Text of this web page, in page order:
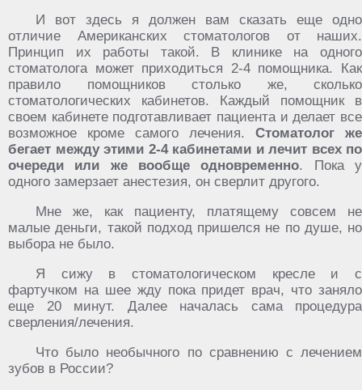
И вот здесь я должен вам сказать еще одно
отличие Американских стоматологов от наших.
Принцип их работы такой. В клинике на одного
стоматолога может приходиться 2-4 помощника. Как
правило помощников столько же, сколько
стоматологических кабинетов. Каждый помощник в
своем кабинете подготавливает пациента и делает все
возможное кроме самого лечения. Стоматолог же
бегает между этими 2-4 кабинетами и лечит всех по
очереди или же вообще одновременно. Пока у
одного замерзает анестезия, он сверлит другого.
Мне же, как пациенту, платящему совсем не
малые деньги, такой подход пришелся не по душе, но
выбора не было.
Я сижу в стоматологическом кресле и с
фартучком на шее жду пока придет врач, что заняло
еще 20 минут. Далее началась сама процедура
сверления/лечения.
Что было необычного по сравнению с лечением
зубов в России?